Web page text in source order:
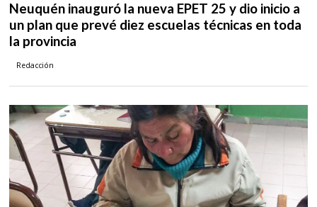
Neuquén inauguró la nueva EPET 25 y dio inicio a
un plan que prevé diez escuelas técnicas en toda
la provincia
Redacción